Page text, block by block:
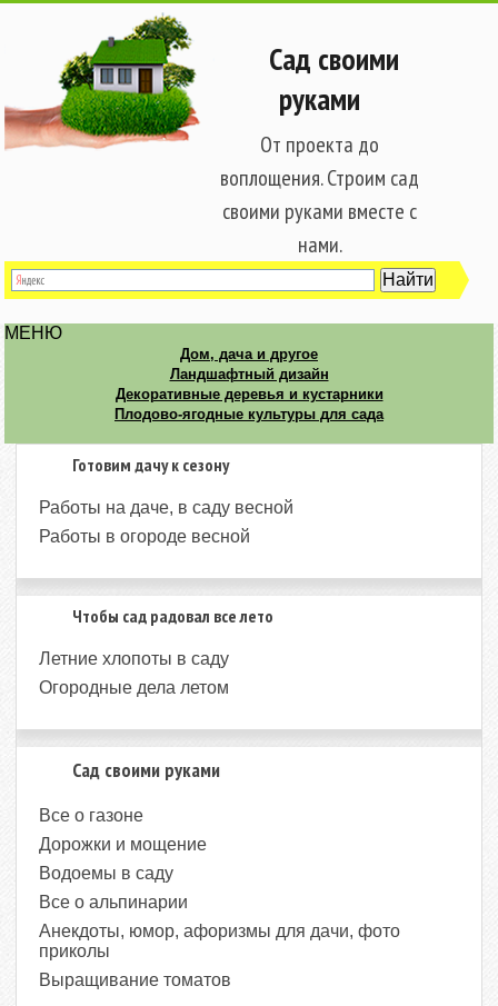
Сад своими
руками
От проекта до
воплощения. Строим сад
своими руками вместе с
нами.
МЕНЮ
Дом, дача и другое
Ландшафтный дизайн
Декоративные деревья и кустарники
Плодово-ягодные культуры для сада
Готовим дачу к сезону
Работы на даче, в саду весной
Работы в огороде весной
Чтобы сад радовал все лето
Летние хлопоты в саду
Огородные дела летом
Сад своими руками
Все о газоне
Дорожки и мощение
Водоемы в саду
Все о альпинарии
Анекдоты, юмор, афоризмы для дачи, фото
приколы
Выращивание томатов